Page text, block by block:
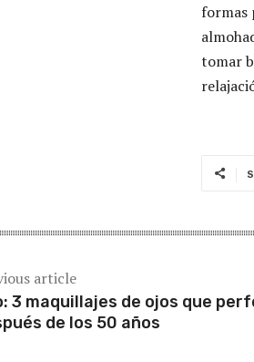
formas
tomar
article
3 maquillajes de ojos que
de los 50 años